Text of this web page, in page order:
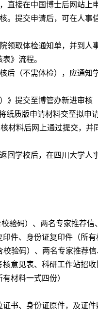
直接在中国博士后网站上
。提交申请后，可在人事
领取体检通知单，并到人
》流程。
后（不需体检），应通知
》提交至博管办新进审核
纸质版申请材料交至拟申
材料后网上通过提交，并
回学校后，在四川大学人
验码）、两名专家推荐
件、身份证复印件（所有
验码）、两名专家推荐
意见表、科研工作站招
材料一式四份）
书、身份证原件，及证件